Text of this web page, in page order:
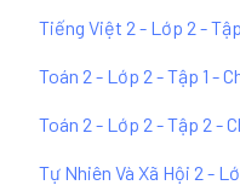
Tiếng Việt 2 - Lớp 2 -
Toán 2 - Lớp 2 - Tập 1 -
Toán 2 - Lớp 2 - Tập 2 -
Tự Nhiên Và Xã Hội 2 -